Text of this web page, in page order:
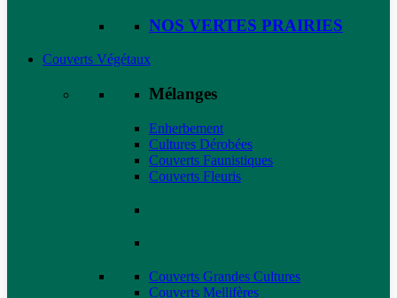
NOS VERTES PRAIRIES
Couverts Végétaux
Mélanges
Enherbement
Cultures Dérobées
Couverts Faunistiques
Couverts Fleuris
Couverts Grandes Cultures
Couverts Mellifères